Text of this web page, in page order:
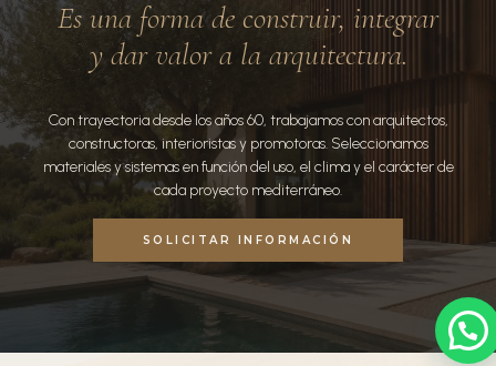
Es una forma de construir, integrar
y dar valor a la arquitectura.
Con trayectoria desde los años 60, trabajamos con arquitectos,
constructoras, interioristas y promotoras. Seleccionamos
materiales y sistemas en función del uso, el clima y el carácter de
cada proyecto mediterráneo.
SOLICITAR INFORMACIÓN